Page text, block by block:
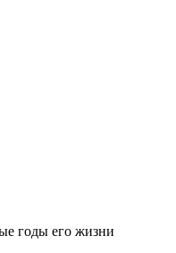
годы его жизни